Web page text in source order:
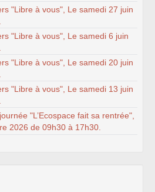
"Libre à vous", Le samedi 27 juin
"Libre à vous", Le samedi 6 juin
"Libre à vous", Le samedi 20 juin
"Libre à vous", Le samedi 13 juin
"L’Ecospace fait sa rentrée",
2026 de 09h30 à 17h30.